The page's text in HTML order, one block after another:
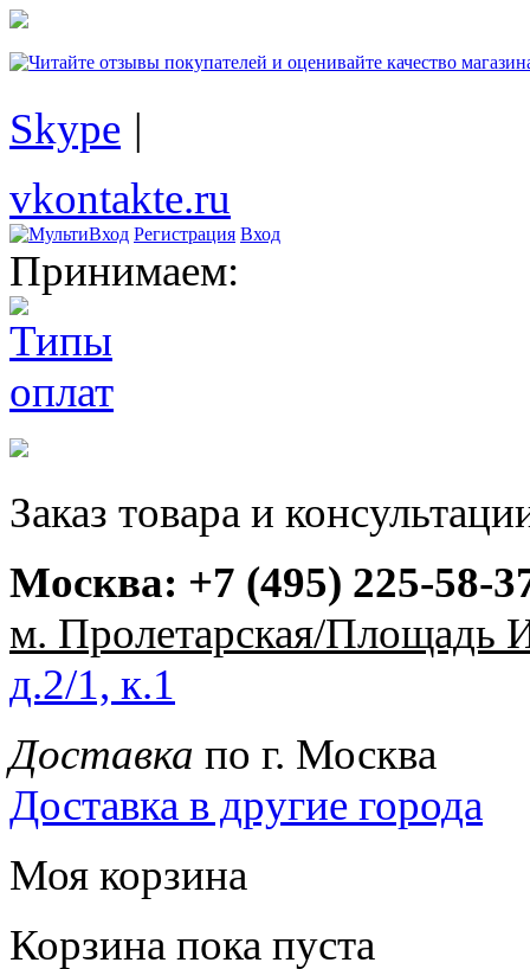
Skype |
vkontakte.ru
Регистрация Вход
Принимаем:
Заказ товара и
Москва: +7 (495) 225-58-
м. Пролетарская/Площадь
д.2/1, к.1
Доставка по г. Москва
Доставка в другие города
Моя корзина
Корзина пока пуста